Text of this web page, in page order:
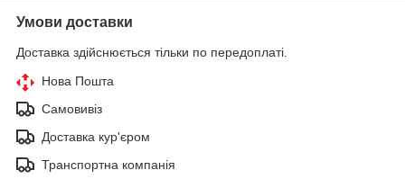
Умови доставки
Доставка здійснюється тільки по передоплаті.
Нова Пошта
Самовивіз
Доставка кур'єром
Транспортна компанія